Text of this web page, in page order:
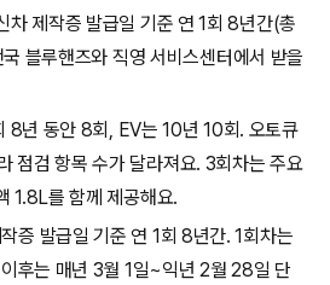
차 제작증 발급일 기준 연 1회 8년간(총
블루핸즈와 직영 서비스센터에서 받을
8년 동안 8회, EV는 10년 10회. 오토큐
점검 항목 수가 달라져요. 3회차는 주요
1.8L를 함께 제공해요.
증 발급일 기준 연 1회 8년간. 1회차는
후는 매년 3월 1일~익년 2월 28일 단